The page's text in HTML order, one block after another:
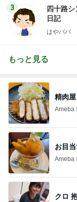
3
四十路
日記
はやパパ
もっと見る
精肉
Ameba
お目
Ameba
クロ